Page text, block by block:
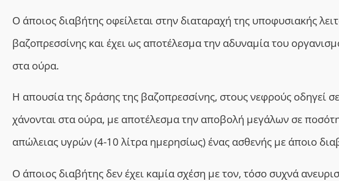
Ο άποιος διαβήτης οφείλεται στην διαταραχή της υποφυσιακής
βαζοπρεσσίνης καιέχει ως αποτέλεσματην αδυναμία του
στα ούρα.
Η απουσία της δράσης της βαζοπρεσσίνης, στους νεφρούς οδηγεί
χάνονται στα ούρα, με αποτέλεσμα την αποβολή μεγάλων σε
απώλειας υγρών (4-10 λίτρα ημερησίως) ένας ασθενής με άποιο
Ο άποιος διαβήτης δεν έχει καμία σχέση με τον, τόσο συχνά